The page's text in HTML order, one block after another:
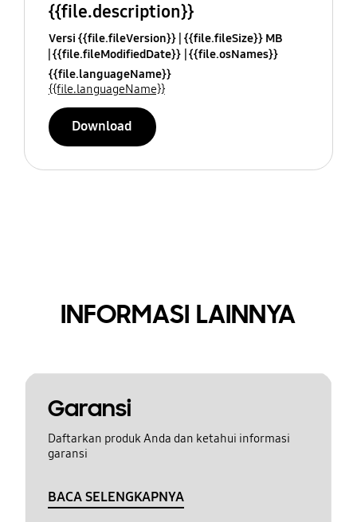
{{file.description}}
Versi {{file.fileVersion}} {{file.fileSize}} MB
{{file.fileModifiedDate}} {{file.osNames}}
{{file.languageName}}
{{file.languageName}}
Download
INFORMASI LAINNYA
Garansi
Daftarkan produk Anda dan ketahui informasi
garansi
BACA SELENGKAPNYA